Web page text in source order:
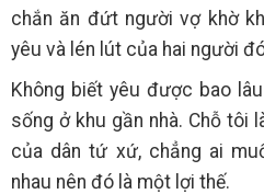
chắn ăn đứt người vợ khờ
yêu và lén lút của hai người
Không biết yêu được bao
sống ở khu gần nhà. Chỗ tôi
của dân tứ xứ, chẳng ai
nhau nên đó là một lợi thế.